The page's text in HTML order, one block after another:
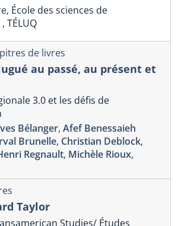
École des sciences de
TÉLUQ
de livres
au passé, au présent et
3.0 et les défis de
Bélanger, Afef Benessaieh
Brunelle, Christian Deblock,
Regnault, Michèle Rioux,
Taylor
Studies/ Études